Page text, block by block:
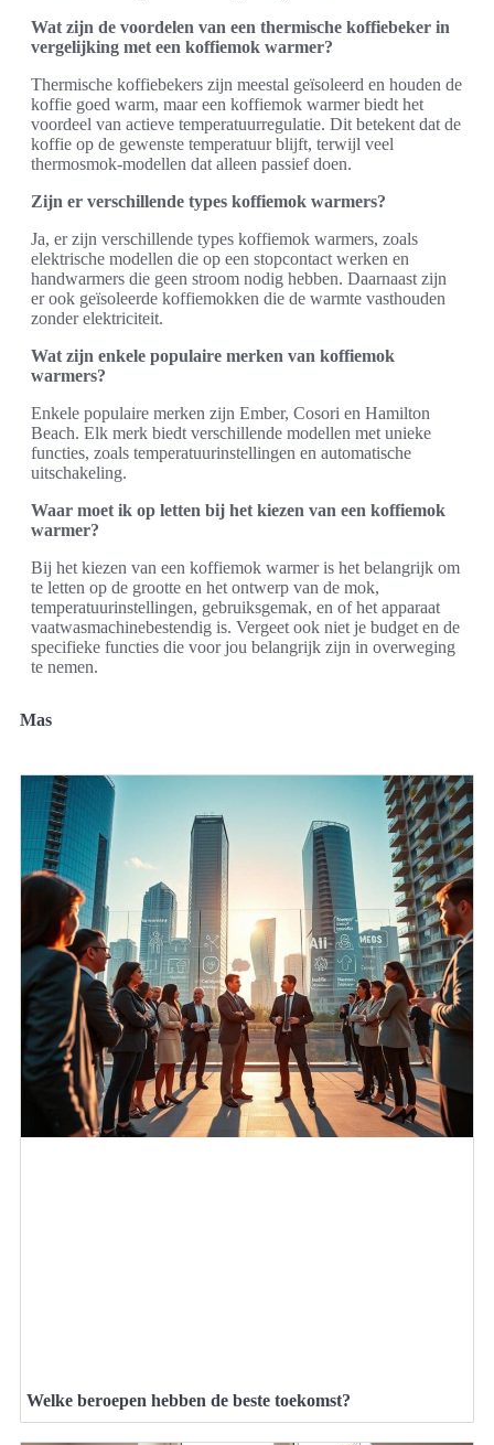
Wat zijn de voordelen van een thermische koffiebeker in
vergelijking met een koffiemok warmer?
Thermische koffiebekers zijn meestal geïsoleerd en houden de
koffie goed warm, maar een koffiemok warmer biedt het
voordeel van actieve temperatuurregulatie. Dit betekent dat de
koffie op de gewenste temperatuur blijft, terwijl veel
thermosmok-modellen dat alleen passief doen.
Zijn er verschillende types koffiemok warmers?
Ja, er zijn verschillende types koffiemok warmers, zoals
elektrische modellen die op een stopcontact werken en
handwarmers die geen stroom nodig hebben. Daarnaast zijn
er ook geïsoleerde koffiemokken die de warmte vasthouden
zonder elektriciteit.
Wat zijn enkele populaire merken van koffiemok
warmers?
Enkele populaire merken zijn Ember, Cosori en Hamilton
Beach. Elk merk biedt verschillende modellen met unieke
functies, zoals temperatuurinstellingen en automatische
uitschakeling.
Waar moet ik op letten bij het kiezen van een koffiemok
warmer?
Bij het kiezen van een koffiemok warmer is het belangrijk om
te letten op de grootte en het ontwerp van de mok,
temperatuurinstellingen, gebruiksgemak, en of het apparaat
vaatwasmachinebestendig is. Vergeet ook niet je budget en de
specifieke functies die voor jou belangrijk zijn in overweging
te nemen.
Mas
Welke beroepen hebben de beste toekomst?